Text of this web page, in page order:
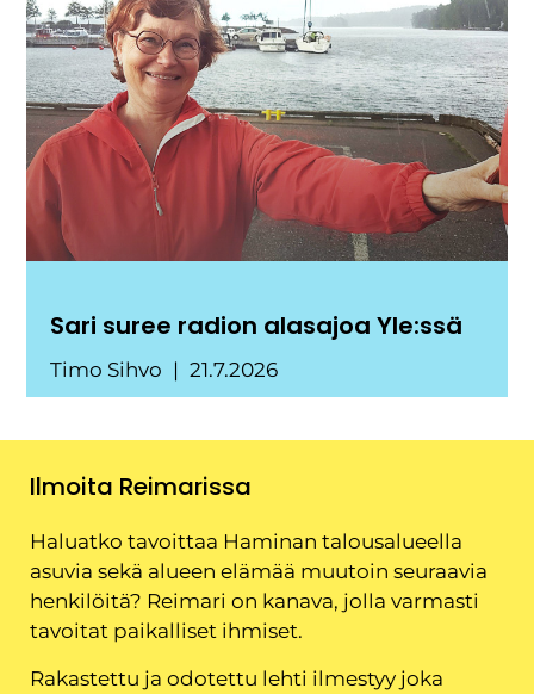
Sari suree radion alasajoa Yle:ssä
Timo Sihvo 21.7.2026
Ilmoita Reimarissa
Haluatko tavoittaa Haminan talousalueella
asuvia sekä alueen elämää muutoin seuraavia
henkilöitä? Reimari on kanava, jolla varmasti
tavoitat paikalliset ihmiset.
Rakastettu ja odotettu lehti ilmestyy joka